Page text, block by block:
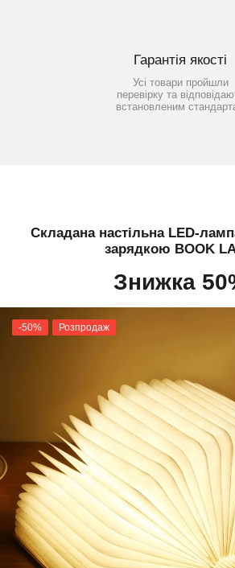
Гарантія якості
Усі товари пройшли
перевірку та
встановленим
Складана настільна LED-
зарядкою BOOK
Знижка
-50% Розпродаж